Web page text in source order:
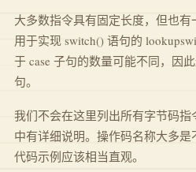
大多数指令具有固定长度，但也
用于实现 switch() 语句的
于 case 子句的数量可能不同，因
句。
我们不会在这里列出所有字节码
中有详细说明。操作码名称大多
代码示例应该相当直观。